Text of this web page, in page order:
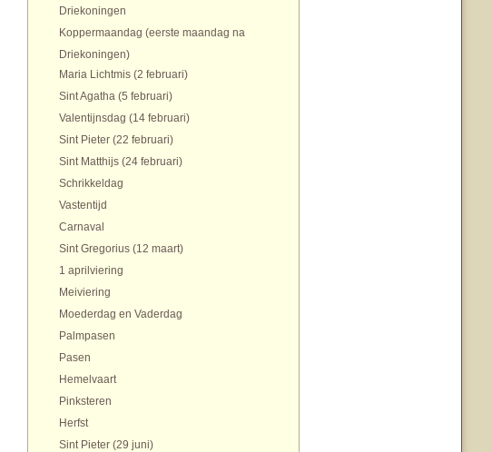
Driekoningen
Koppermaandag (eerste maandag na
Driekoningen)
Maria Lichtmis (2 februari)
Sint Agatha (5 februari)
Valentijnsdag (14 februari)
Sint Pieter (22 februari)
Sint Matthijs (24 februari)
Schrikkeldag
Vastentijd
Carnaval
Sint Gregorius (12 maart)
1 aprilviering
Meiviering
Moederdag en Vaderdag
Palmpasen
Pasen
Hemelvaart
Pinksteren
Herfst
Sint Pieter (29 juni)